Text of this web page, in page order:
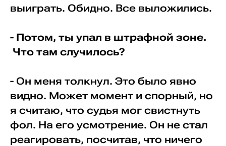
выиграть. Обидно. Все выложились.
- Потом, ты упал в штрафной зоне.
Что там случилось?
- Он меня толкнул. Это было явно
видно. Может момент и спорный, но
я считаю, что судья мог свистнуть
фол. На его усмотрение. Он не стал
реагировать, посчитав, что ничего